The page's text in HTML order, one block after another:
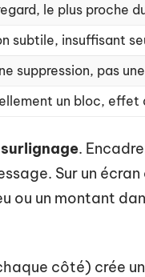
le plus proche
subtile, insuffisant
suppression, pas
un bloc, effet
.
Sur un
ou un montant
côté) crée